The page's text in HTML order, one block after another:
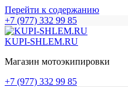
Перейти к содержанию
+7 (977) 332 99 85
KUPI-SHLEM.RU
Магазин мотоэкипировки
+7 (977) 332 99 85